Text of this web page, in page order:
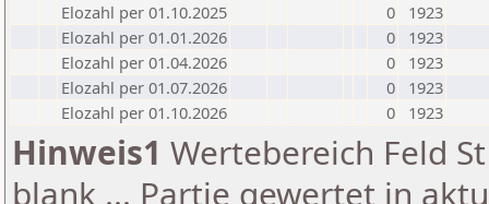
Elozahl per 01.10.2025
0
1923
Elozahl per 01.01.2026
0
1923
Elozahl per 01.04.2026
0
1923
Elozahl per 01.07.2026
0
1923
Elozahl per 01.10.2026
0 1923
Hinweis1 Wertebereich Feld
blank ... Partie gewertet in